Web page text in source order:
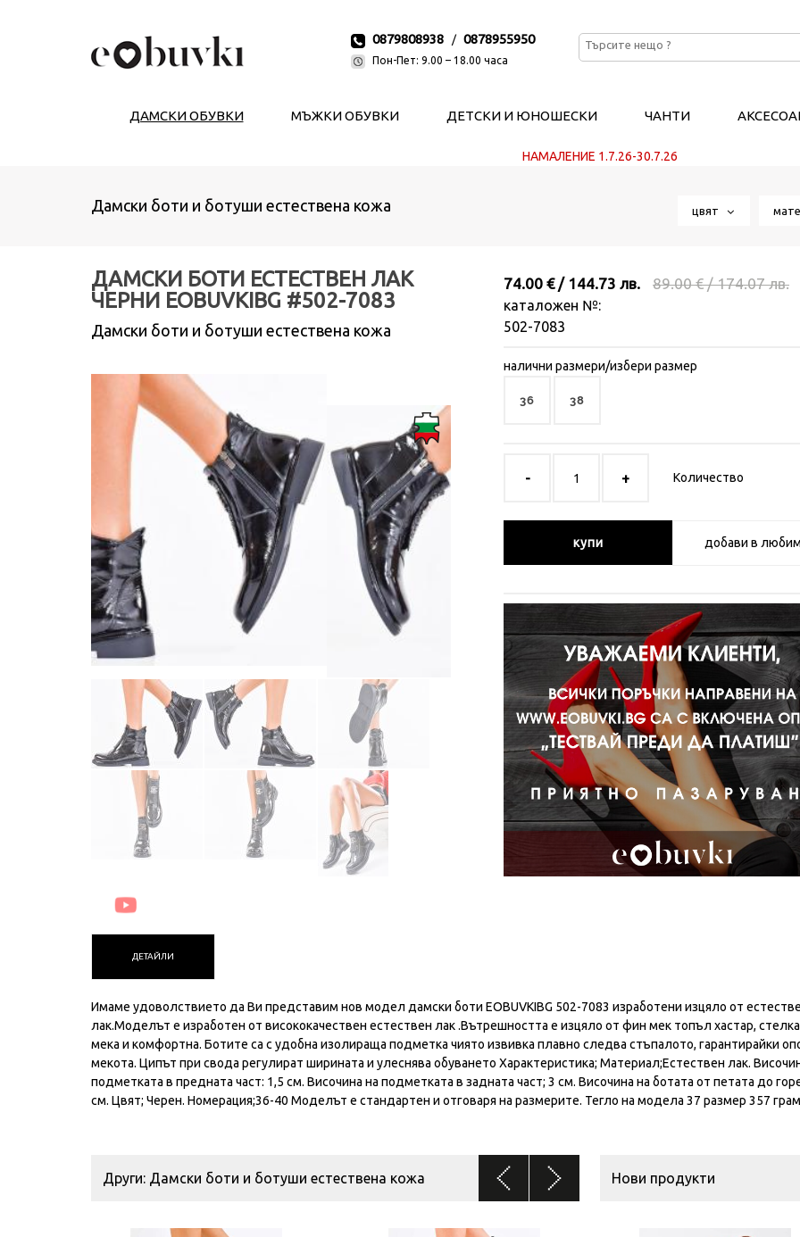
0879808938 / 0878955950
Пон-Пет: 9.00 – 18.00 часа
ДАМСКИ ОБУВКИ МЪЖКИ ОБУВКИ ДЕТСКИ И ЮНОШЕСКИ ЧАНТИ
НАМАЛЕНИЕ 1.7.26-30.7.26
Дамски боти и ботуши естествена кожа цвят
ДАМСКИ БОТИ ЕСТЕСТВЕН ЛАК
ЧЕРНИ EOBUVKIBG #502-7083
Дамски боти и ботуши естествена кожа
74.00 € / 144.73 лв. 89.00 € / 174.07 лв.
каталожен №:
502-7083
налични размери/избери размер
36 38
Количество
купи добави в
ДЕТАЙЛИ
Имаме удоволствието да Ви представим нов модел дамски боти EOBUVKIBG 502-7083 изработени изцяло от
лак.Моделът е изработен от висококачествен естествен лак .Вътрешността е изцяло от фин мек топъл хастар,
мека и комфортна. Ботите са с удобна изолираща подметка чиято извивка плавно следва стъпалото, гарантирайки
мекота. Ципът при свода регулират ширината и улеснява обуването Характеристика; Материал;Естествен лак.
подметката в предната част: 1,5 см. Височина на подметката в задната част; 3 см. Височина на ботата от петата до
см. Цвят; Черен. Номерация;36-40 Моделът е стандартен и отговаря на размерите. Тегло на модела 37 размер 357
Други: Дамски боти и ботуши естествена кожа Нови продукти